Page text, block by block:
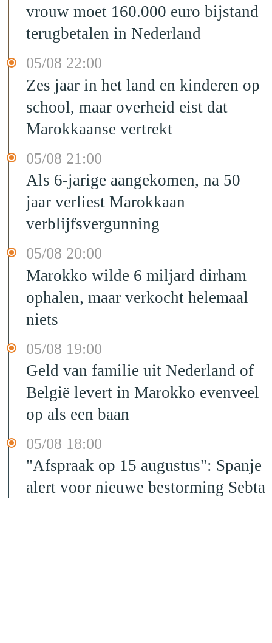
vrouw moet 160.000 euro bijstand
terugbetalen in Nederland
05/08 22:00
Zes jaar in het land en kinderen op
school, maar overheid eist dat
Marokkaanse vertrekt
05/08 21:00
Als 6-jarige aangekomen, na 50
jaar verliest Marokkaan
verblijfsvergunning
05/08 20:00
Marokko wilde 6 miljard dirham
ophalen, maar verkocht helemaal
niets
05/08 19:00
Geld van familie uit Nederland of
België levert in Marokko evenveel
op als een baan
05/08 18:00
"Afspraak op 15 augustus": Spanje
alert voor nieuwe bestorming Sebta